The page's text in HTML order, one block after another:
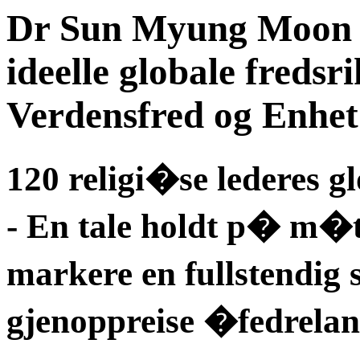
Dr Sun Myung
ideelle globale
Verdensfred og Enhet
120 religi�se lederes
- En tale holdt p�
markere en
gjenoppreise